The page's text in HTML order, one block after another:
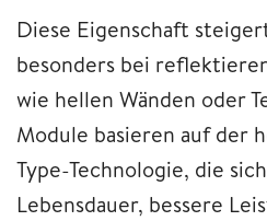
Diese Eigenschaft
besonders bei
wie hellen Wänden oder
Module basieren auf der
Type-Technologie, die
Lebensdauer, bessere